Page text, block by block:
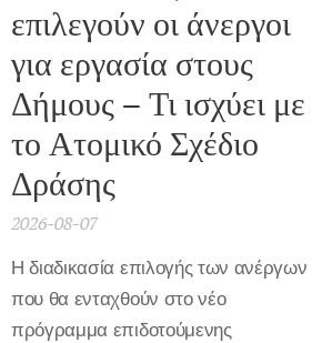
επιλεγούν οι άνεργοι
για εργασία στους
Δήμους – Τι ισχύει με
το Ατομικό Σχέδιο
Δράσης
2026-08-07
Η διαδικασία επιλογής των ανέργων
που θα ενταχθούν στο νέο
πρόγραμμα επιδοτούμενης